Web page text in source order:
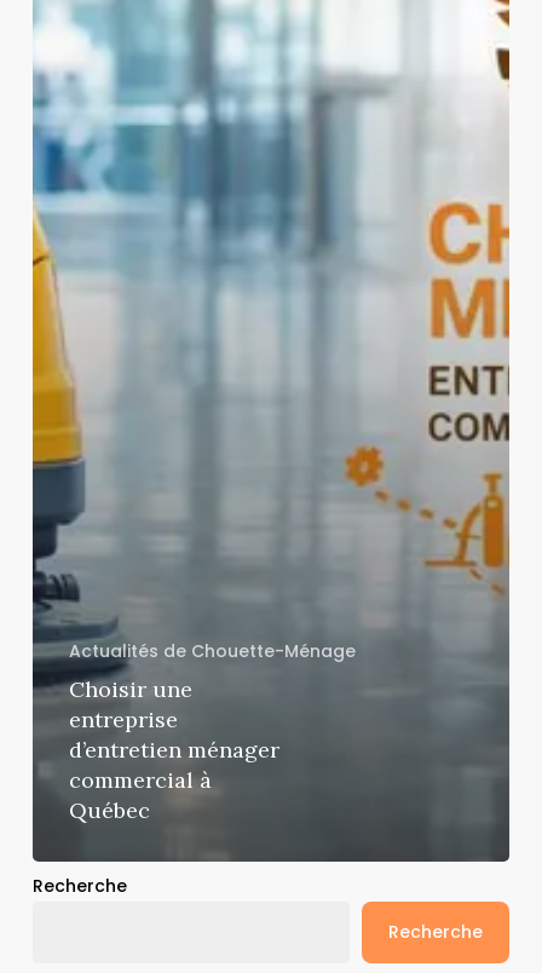
Actualités de Chouette-Ménage
Choisir une
entreprise
d’entretien ménager
commercial à
Québec
Recherche
Recherche